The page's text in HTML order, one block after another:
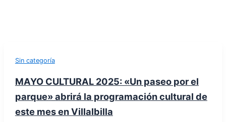
Sin categoría
MAYO CULTURAL 2025: «Un paseo por el
parque» abrirá la programación cultural de
este mes en Villalbilla